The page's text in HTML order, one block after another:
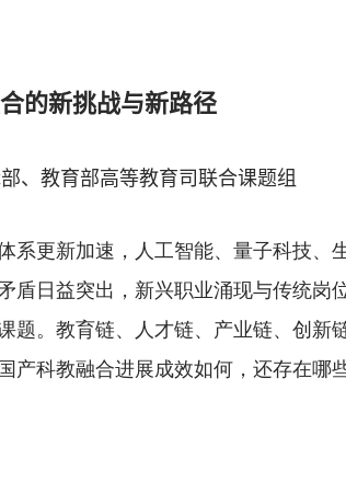
的新挑战与新路径
、教育部高等教育司联合课题组
更新加速，人工智能、量子科技、
日益突出，新兴职业涌现与传统岗
。教育链、人才链、产业链、创新
科教融合进展成效如何，还存在哪